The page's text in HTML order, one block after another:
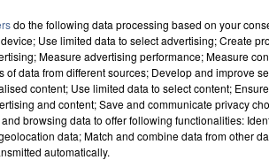
à Draveil, un jeune homme
ans et a succombé à un arrêt
elles, ce week-end,
do the following data processing based on your
Use limited data to select advertising; Create
Measure advertising performance; Measure
of data from different sources; Develop and improve
content; Use limited data to select content;
and content; Save and communicate privacy
browsing data to offer following functionalities:
data; Match and combine data from other
automatically.